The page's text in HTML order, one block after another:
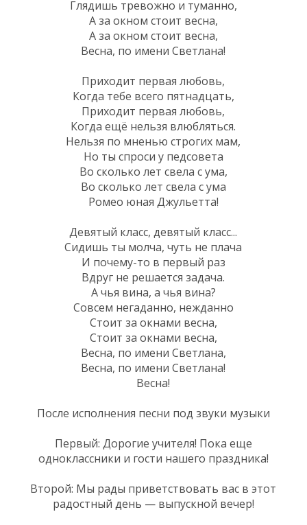
Глядишь тревожно и туманно,
А за окном стоит весна,
А за окном стоит весна,
Весна, по имени Светлана!
Приходит первая любовь,
Когда тебе всего пятнадцать,
Приходит первая любовь,
Когда ещё нельзя влюбляться.
Нельзя по мненью строгих мам,
Но ты спроси у педсовета
Во сколько лет свела с ума,
Во сколько лет свела с ума
Ромео юная Джульетта!
Девятый класс, девятый класс...
Сидишь ты молча, чуть не плача
И почему-то в первый раз
Вдруг не решается задача.
А чья вина, а чья вина?
Совсем негаданно, нежданно
Стоит за окнами весна,
Стоит за окнами весна,
Весна, по имени Светлана,
Весна, по имени Светлана!
Весна!
После исполнения песни под звуки музыки
Первый: Дорогие учителя! Пока еще
одноклассники и гости нашего праздника!
Второй: Мы рады приветствовать вас в этот
радостный день — выпускной вечер!